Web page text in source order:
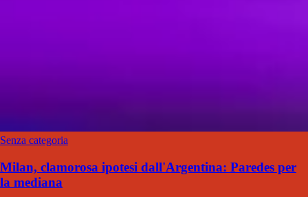
Senza categoria
Milan, clamorosa ipotesi dall'Argentina: Paredes per
la mediana